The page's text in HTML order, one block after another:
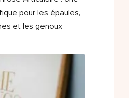
pour les épaules,
et les genoux